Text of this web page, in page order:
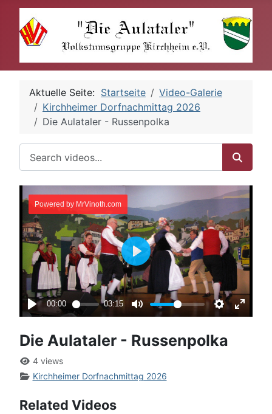
Aktuelle Seite: Startseite
Video-Galerie
Kirchheimer Dorfnachmittag 2026
Die Aulataler - Russenpolka
Die Aulataler - Russenpolka
4 views
Kirchheimer Dorfnachmittag 2026
Related Videos